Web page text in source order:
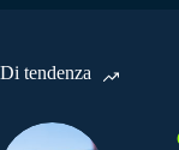
Di tendenza